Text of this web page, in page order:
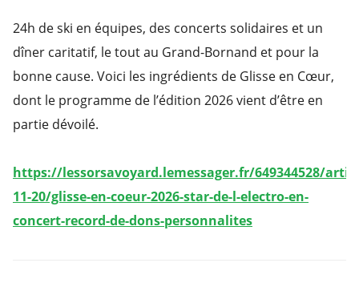
24h de ski en équipes, des concerts solidaires et un
dîner caritatif, le tout au Grand-Bornand et pour la
bonne cause. Voici les ingrédients de Glisse en Cœur,
dont le programme de l’édition 2026 vient d’être en
partie dévoilé.
https://lessorsavoyard.lemessager.fr/649344528/
11-20/glisse-en-coeur-2026-star-de-l-electro-en-
concert-record-de-dons-personnalites